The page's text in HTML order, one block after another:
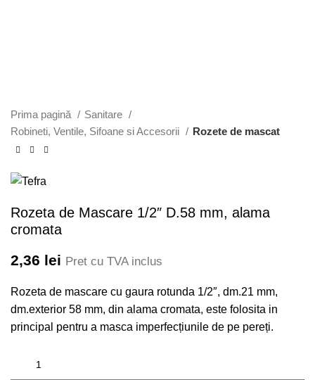
Prima pagină
Sanitare
Robineti, Ventile, Sifoane si Accesorii
Rozete de mascat
Rozeta de Mascare 1/2″ D.58 mm, alama
cromata
2,36 lei Pret cu TVA inclus
Rozeta de mascare cu gaura rotunda 1/2″, dm.21 mm,
dm.exterior 58 mm, din alama cromata, este folosita in
principal pentru a masca imperfecțiunile de pe pereți.